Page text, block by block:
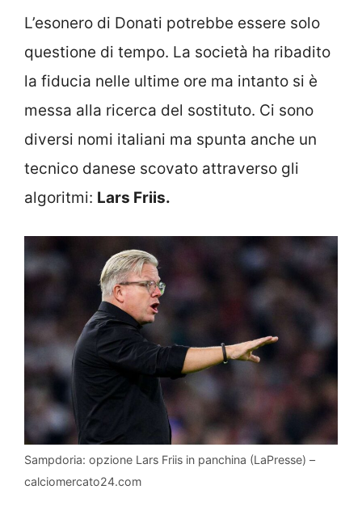
L’esonero di Donati potrebbe essere solo
questione di tempo. La società ha ribadito
la fiducia nelle ultime ore ma intanto si è
messa alla ricerca del sostituto. Ci sono
diversi nomi italiani ma spunta anche un
tecnico danese scovato attraverso gli
algoritmi: Lars Friis.
Sampdoria: opzione Lars Friis in panchina (LaPresse) –
calciomercato24.com